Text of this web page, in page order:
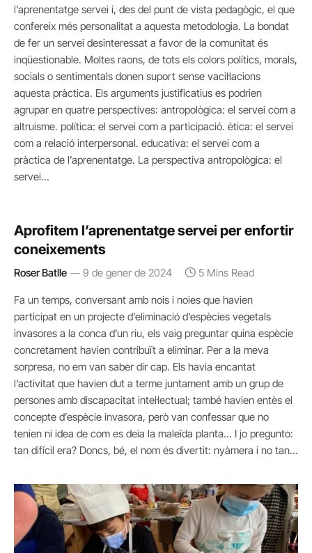
l’aprenentatge servei i, des del punt de vista pedagògic, el que
confereix més personalitat a aquesta metodologia. La bondat
de fer un servei desinteressat a favor de la comunitat és
inqüestionable. Moltes raons, de tots els colors polítics, morals,
socials o sentimentals donen suport sense vacil·lacions
aquesta pràctica. Els arguments justificatius es podrien
agrupar en quatre perspectives: antropològica: el servei com a
altruisme. política: el servei com a participació. ètica: el servei
com a relació interpersonal. educativa: el servei com a
pràctica de l’aprenentatge. La perspectiva antropològica: el
servei…
Aprofitem l’aprenentatge servei per enfortir
coneixements
Roser Batlle 9 de gener de 2024 5 Mins Read
Fa un temps, conversant amb nois i noies que havien
participat en un projecte d’eliminació d’espècies vegetals
invasores a la conca d’un riu, els vaig preguntar quina espècie
concretament havien contribuït a eliminar. Per a la meva
sorpresa, no em van saber dir cap. Els havia encantat
l’activitat que havien dut a terme juntament amb un grup de
persones amb discapacitat intel·lectual; també havien entès el
concepte d’espècie invasora, però van confessar que no
tenien ni idea de com es deia la maleïda planta… I jo pregunto:
tan difícil era? Doncs, bé, el nom és divertit: nyàmera i no tan…